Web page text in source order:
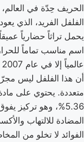
الفلفل الفريد، الذي
يحمل تراثاً حضارياً
اسم مناسب تماماً
أن هذا الفلفل ليس
5.36%، وهو تركيز
المضادة للالتهاب
الفوائد لا تخلو من